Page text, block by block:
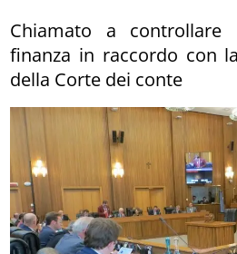
Chiamato a
finanza in raccordo con
della Corte dei conte